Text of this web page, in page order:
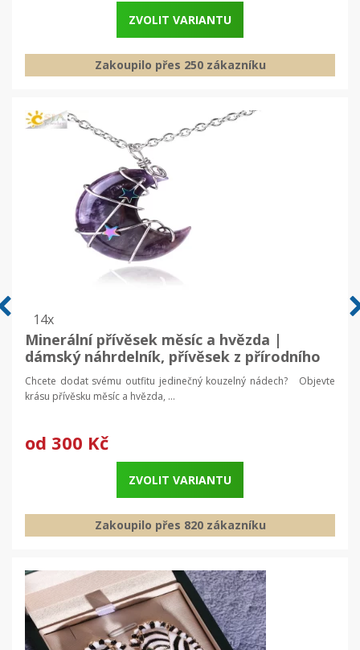
ZVOLIT VARIANTU
Zakoupilo přes 250 zákazníku
14x
Minerální přívěsek měsíc a hvězda |
dámský náhrdelník, přívěsek z přírodního
kamene
Chcete dodat svému outfitu jedinečný kouzelný nádech? Objevte
krásu přívěsku měsíc a hvězda, ...
od 300 Kč
ZVOLIT VARIANTU
Zakoupilo přes 820 zákazníku